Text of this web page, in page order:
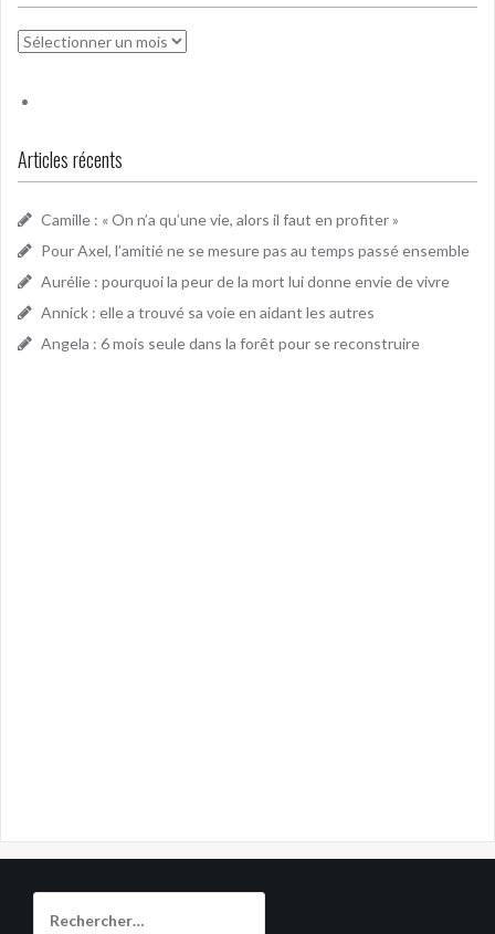
Archives
Articles récents
Camille : « On n’a qu’une vie, alors il faut en profiter »
Pour Axel, l’amitié ne se mesure pas au temps passé ensemble
Aurélie : pourquoi la peur de la mort lui donne envie de vivre
Annick : elle a trouvé sa voie en aidant les autres
Angela : 6 mois seule dans la forêt pour se reconstruire